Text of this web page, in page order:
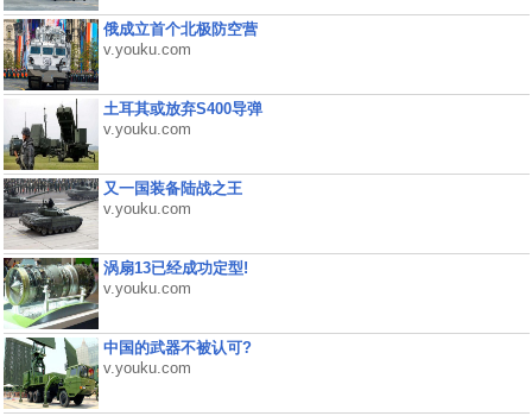
俄成立首个北极防空营
v.youku.com
土耳其或放弃S400导弹
v.youku.com
又一国装备陆战之王
v.youku.com
涡扇13已经成功定型!
v.youku.com
中国的武器不被认可?
v.youku.com